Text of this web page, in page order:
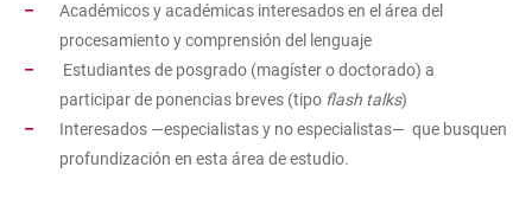
Académicos y académicas interesados en el área del
procesamiento y comprensión del lenguaje
Estudiantes de posgrado (magíster o doctorado) a
participar de ponencias breves (tipo flash talks)
Interesados —especialistas y no especialistas— que busquen
profundización en esta área de estudio.